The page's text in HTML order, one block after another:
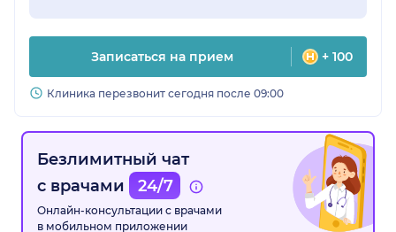
Записаться на прием + 100
Клиника перезвонит сегодня после 09:00
Безлимитный чат
с врачами
24/7
Онлайн-консультации с врачами
в мобильном приложении